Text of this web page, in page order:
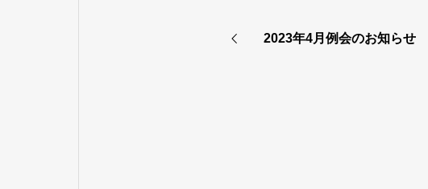
2023年4月例会のお知らせ